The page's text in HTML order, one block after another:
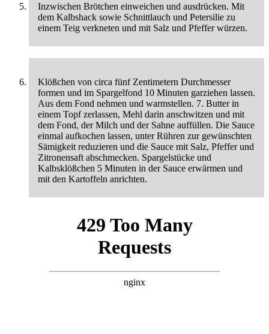
Inzwischen Brötchen einweichen und ausdrücken. Mit
dem Kalbshack sowie Schnittlauch und Petersilie zu
einem Teig verkneten und mit Salz und Pfeffer würzen.
Klößchen von circa fünf Zentimetern Durchmesser
formen und im Spargelfond 10 Minuten garziehen lassen.
Aus dem Fond nehmen und warmstellen. 7. Butter in
einem Topf zerlassen, Mehl darin anschwitzen und mit
dem Fond, der Milch und der Sahne auffüllen. Die Sauce
einmal aufkochen lassen, unter Rühren zur gewünschten
Sämigkeit reduzieren und die Sauce mit Salz, Pfeffer und
Zitronensaft abschmecken. Spargelstücke und
Kalbsklößchen 5 Minuten in der Sauce erwärmen und
mit den Kartoffeln anrichten.